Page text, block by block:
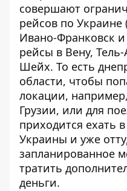
совершают
рейсов по Украине
Ивано-Франковск
рейсы в Вену,
Шейх. То есть
области, чтобы
локации,
Грузии, или для
приходится ехать
Украины и уже
запланированное
тратить
деньги.